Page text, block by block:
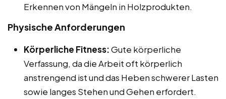
Erkennen von Mängeln in Holzprodukten.
Physische Anforderungen
Körperliche Fitness:Gute körperliche
Verfassung, da die Arbeit oft körperlich
anstrengend ist und das Heben schwerer Lasten
sowie langes Stehen und Gehen erfordert.